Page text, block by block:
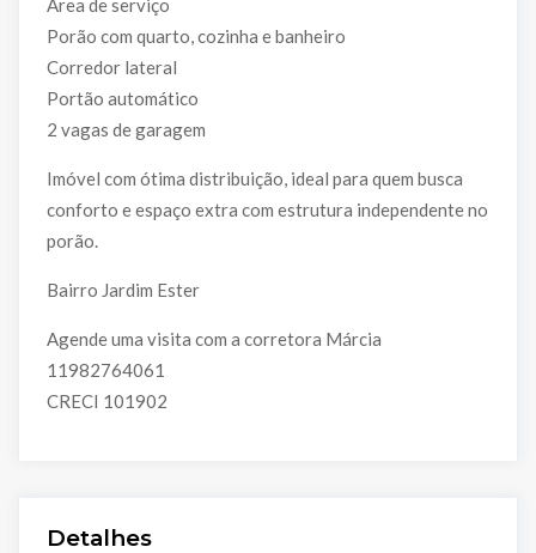
Porão com quarto, cozinha e banheiro
Corredor lateral
Portão automático
2 vagas de garagem
Imóvel com ótima distribuição, ideal para quem busca
conforto e espaço extra com estrutura independente no
porão.
Bairro Jardim Ester
Agende uma visita com a corretora Márcia
11982764061
CRECI 101902
Detalhes